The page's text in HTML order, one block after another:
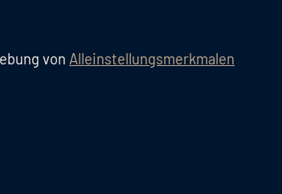
von Alleinstellungsmerkmalen